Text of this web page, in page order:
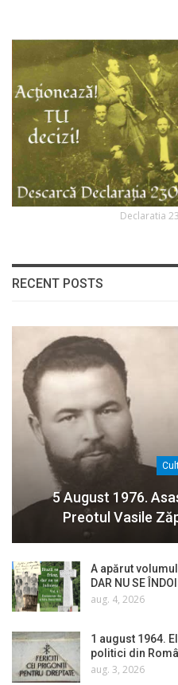
Declaratia
RECENT POSTS
5 August 1976.
Preotul Vasile
A apărut volumul
DAR NU SE
aug. 4, 2026
1 august 1964.
politici din
aug. 3, 2026